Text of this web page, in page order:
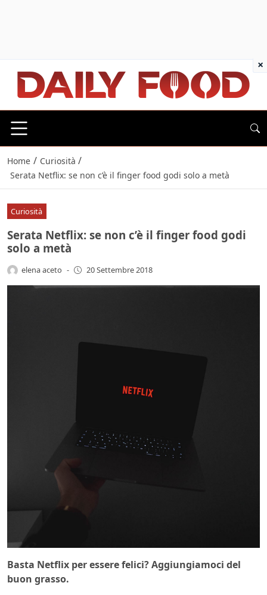
Home / Curiosità /
Serata Netflix: se non c’è il finger food godi solo a metà
Curiosità
Serata Netflix: se non c’è il finger food godi
solo a metà
elena aceto - 20 Settembre 2018
Basta Netflix per essere felici? Aggiungiamoci del
buon grasso.
×